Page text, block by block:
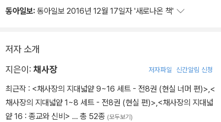
숙함의 다른 표현이라는 것을 말이다. 현실에서 멀어질수록, 세계의
사실이다.
그래서 어른이 된다는 것은 슬픈 일이다. 어른으로 성숙해간다는 것
은 세계의 복잡성을 초연하게 받아들임을 의미한다. 세계의 복잡성을
받아들인다는 것은 우리가 완전함과 충만함의 허구성을 이해했음을
의미한다. 완전함과 충만함을 내려놓은 사람에게 행복은 없다.”
동아일보: 동아일보 2016년 12월 17일자 '새로나온 책'
저자 소개
지은이: 채사장 저자파일 신간알림 신청
최근작 : <채사장의 지대넓얕 9~16 세트 - 전8권 (현실 너머 편)> <
채사장의 지대넓얕 1~8 세트 - 전8권 (현실 편)> <채사장의 지대넓
얕 16 : 종교와 신비> … 총 52종 (모두보기)